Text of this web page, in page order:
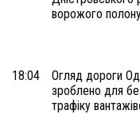
ворожого
18:04
Огляд дороги
зроблено для
трафіку